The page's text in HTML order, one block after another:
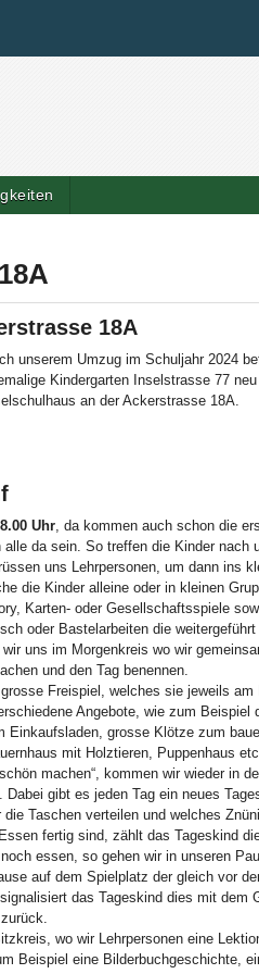
18A
unserem Umzug im Schuljahr 2024
Kindergarten Inselstrasse 77
an der Ackerstrasse 18A.
8.00 Uhr , da kommen auch schon die
alle da sein. So treffen die Kinder nach
uns Lehrpersonen, um dann ins
die Kinder alleine oder in kleinen
Karten- oder Gesellschaftsspiele
oder Bastelarbeiten die weitergeführt
uns im Morgenkreis wo wir
und den Tag benennen.
Freispiel, welches sie jeweils am
Angebote, wie zum Beispiel
Einkaufsladen, grosse Klötze zum
mit Holztieren, Puppenhaus etc.
machen“, kommen wir wieder in
gibt es jeden Tag ein neues
Taschen verteilen und welches
fertig sind, zählt das Tageskind
noch essen, so gehen wir in unseren
auf dem Spielplatz der gleich vor
das Tageskind dies mit dem
wo wir Lehrpersonen eine
Beispiel eine Bilderbuchgeschichte,